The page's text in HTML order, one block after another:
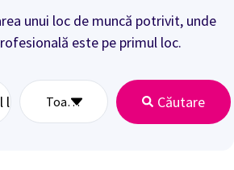
unui loc de muncă potrivit, unde
este pe primul loc.
Căutare